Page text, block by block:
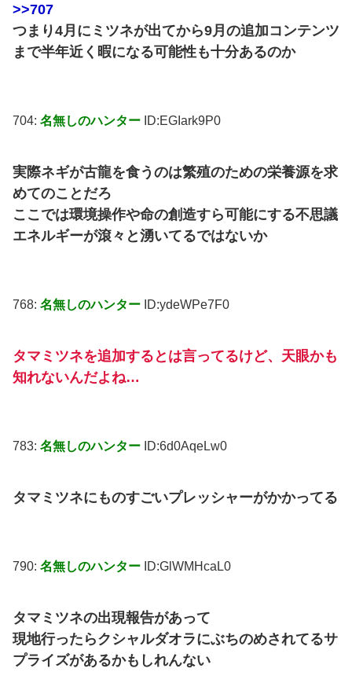
>>707
つまり4月にミツネが出てから9月の追加コンテンツ
まで半年近く暇になる可能性も十分あるのか
704: 名無しのハンター ID:EGIark9P0
実際ネギが古龍を食うのは繁殖のための栄養源を求
めてのことだろ
ここでは環境操作や命の創造すら可能にする不思議
エネルギーが滾々と湧いてるではないか
768: 名無しのハンター ID:ydeWPe7F0
タマミツネを追加するとは言ってるけど、天眼かも
知れないんだよね…
783: 名無しのハンター ID:6d0AqeLw0
タマミツネにものすごいプレッシャーがかかってる
790: 名無しのハンター ID:GlWMHcaL0
タマミツネの出現報告があって
現地行ったらクシャルダオラにぶちのめされてるサ
プライズがあるかもしれんない